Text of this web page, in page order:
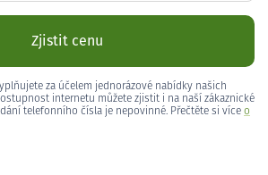
Zjistit cenu
za účelem jednorázové nabídky našich
internetu můžete zjistit i na naší zákaznické
telefonního čísla je nepovinné. Přečtěte si více o